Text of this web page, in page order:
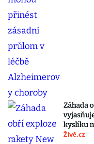
Záhada
kyslíku
Živě.cz